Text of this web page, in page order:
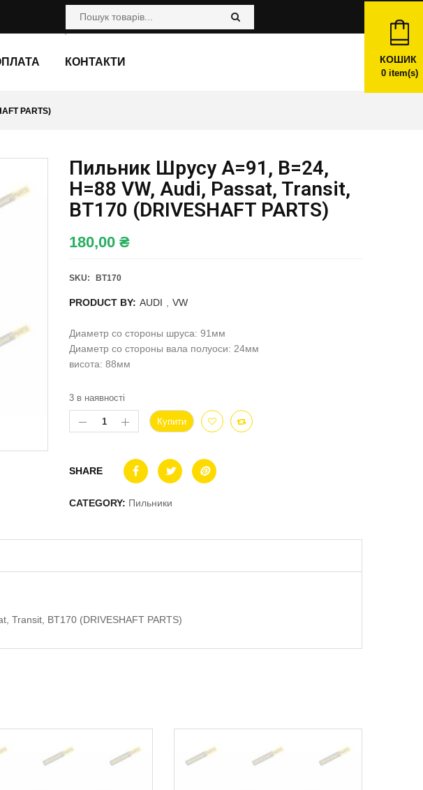
КОНТАКТИ КОШИК
0item(s)
PARTS)
Пильник Шрусу A=91, B=24,
H=88 VW, Audi, Passat, Transit,
BT170 (DRIVESHAFT PARTS)
180,00 ₴
SKU: BT170
PRODUCT BY: AUDI VW
Диаметр со стороны шруса: 91мм
Диаметр со стороны вала полуоси: 24мм
висота: 88мм
3 в наявності
Купити
SHARE
CATEGORY: Пильники
Transit, BT170 (DRIVESHAFT PARTS)